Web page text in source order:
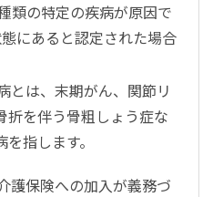
類の特定の疾病が原因で
にあると認定された場合
とは、末期がん、関節リ
折を伴う骨粗しょう症な
指します。
護保険への加入が義務づ